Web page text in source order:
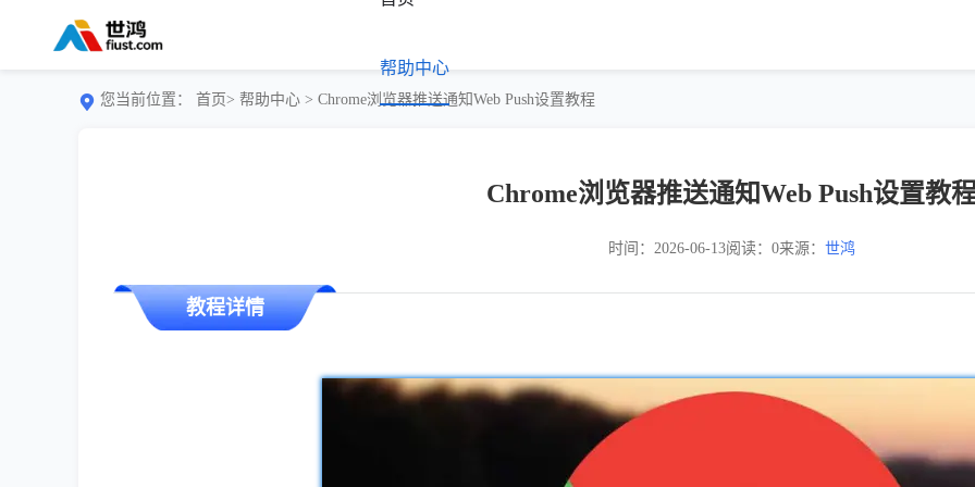
帮助中心
您当前位置： 首页> 帮助中心 > Chrome浏览器推送通知Web Push设置教程
Chrome浏览器推送通知Web Push设置教
时间：2026-06-13阅读：0来源： 世鸿
教程详情